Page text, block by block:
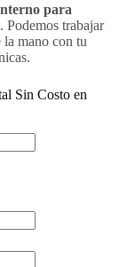
para
Podemos trabajar
la mano con tu
Sin Costo en